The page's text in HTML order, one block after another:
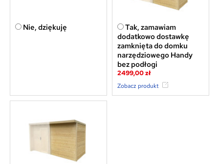
Nie, dziękuję
Tak, zamawiam
dodatkowo dostawkę
zamknięta do domku
narzędziowego Handy
bez podłogi
2499,00 zł
Zobacz produkt